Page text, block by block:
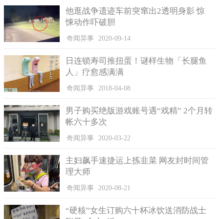
间才将皮肤上的黄渍清洗干净。
网友们看到她上传的照片纷纷留言，有的网友表示看过有人
用黄瓜敷脸，第一次见姜黄敷脸的；还有网友看完后表示太搞
且也没有被染色，觉得ibuibuyakult可能是姜黄放太多才会这样，
建议她下次可以在姜黄面膜中加点燕麦片和奶粉，不要单单使用
姜黄。
物猫遭姜黄染色，白猫瞬间变为皮卡丘。
他逛战争遗迹车前突窜出2透明身影 惊
悚动作吓破胆
奇闻异事 2020-09-14
日连锁寿司推扭蛋！谜样生物「长腿鱼
人」疗愈感满满
奇闻异事 2018-04-08
男子购买绝版游戏账号遇“戏精” 2个月转
帐六十多次
奇闻异事 2020-03-22
主妇飙手速捷运上拣韭菜 网友封时间管
理大师
奇闻异事 2020-08-21
“硬核”女生订购六十杯冰饮送消防战士